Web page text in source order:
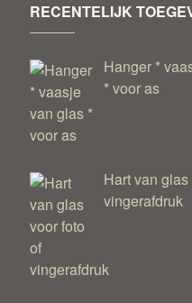
RECENTELIJK
Hanger *
* voor as
Hart van
vingerafdruk